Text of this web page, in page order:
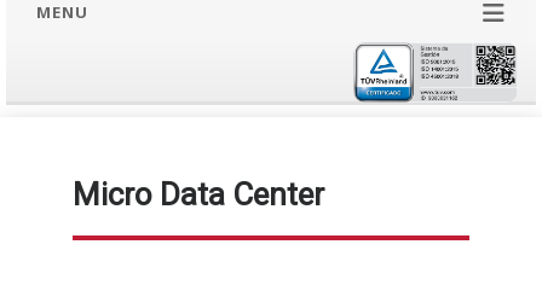
MENU
Micro Data Center